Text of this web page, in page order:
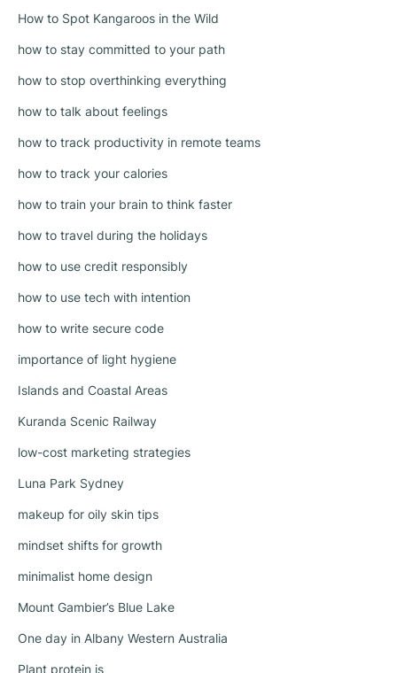
How to Spot Kangaroos in the Wild
how to stay committed to your path
how to stop overthinking everything
how to talk about feelings
how to track productivity in remote teams
how to track your calories
how to train your brain to think faster
how to travel during the holidays
how to use credit responsibly
how to use tech with intention
how to write secure code
importance of light hygiene
Islands and Coastal Areas
Kuranda Scenic Railway
low-cost marketing strategies
Luna Park Sydney
makeup for oily skin tips
mindset shifts for growth
minimalist home design
Mount Gambier’s Blue Lake
One day in Albany Western Australia
Plant protein is